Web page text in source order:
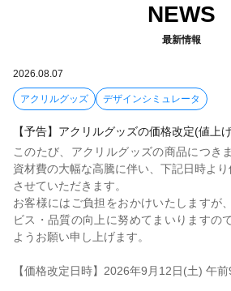
NEWS
最新情報
2026.08.07
アクリルグッズ デザインシミュレータ
【予告】アクリルグッズの価格改定(値上
このたび、アクリルグッズの商品につき
資材費の大幅な高騰に伴い、下記日時よ
させていただきます。
お客様にはご負担をおかけいたしますが
ビス・品質の向上に努めてまいりますの
ようお願い申し上げます。
【価格改定日時】2026年9月12日(土) 午